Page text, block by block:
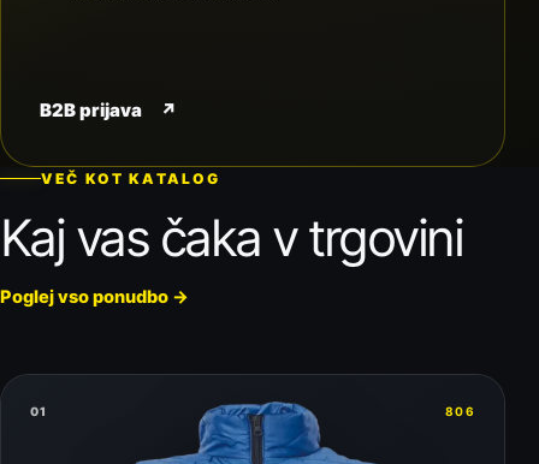
B2B prijava ↗
VEČ KOT KATALOG
Kaj vas čaka v trgovini
Poglej vso ponudbo →
01 806